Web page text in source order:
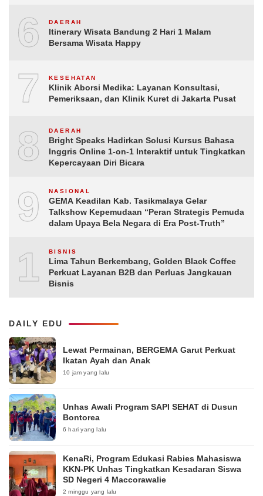
6 DAERAH
Itinerary Wisata Bandung 2 Hari 1 Malam
Bersama Wisata Happy
7 KESEHATAN
Klinik Aborsi Medika: Layanan Konsultasi,
Pemeriksaan, dan Klinik Kuret di Jakarta Pusat
8 DAERAH
Bright Speaks Hadirkan Solusi Kursus Bahasa
Inggris Online 1-on-1 Interaktif untuk Tingkatkan
Kepercayaan Diri Bicara
9 NASIONAL
GEMA Keadilan Kab. Tasikmalaya Gelar
Talkshow Kepemudaan “Peran Strategis Pemuda
dalam Upaya Bela Negara di Era Post-Truth”
10BISNIS
Lima Tahun Berkembang, Golden Black Coffee
Perkuat Layanan B2B dan Perluas Jangkauan
Bisnis
DAILY EDU
Lewat Permainan, BERGEMA Garut Perkuat
Ikatan Ayah dan Anak
10 jam yang lalu
Unhas Awali Program SAPI SEHAT di Dusun
Bontorea
6 hari yang lalu
KenaRi, Program Edukasi Rabies Mahasiswa
KKN-PK Unhas Tingkatkan Kesadaran Siswa
SD Negeri 4 Maccorawalie
2 minggu yang lalu